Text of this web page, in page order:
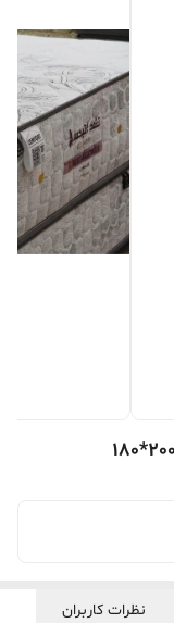
نظرات کاربران